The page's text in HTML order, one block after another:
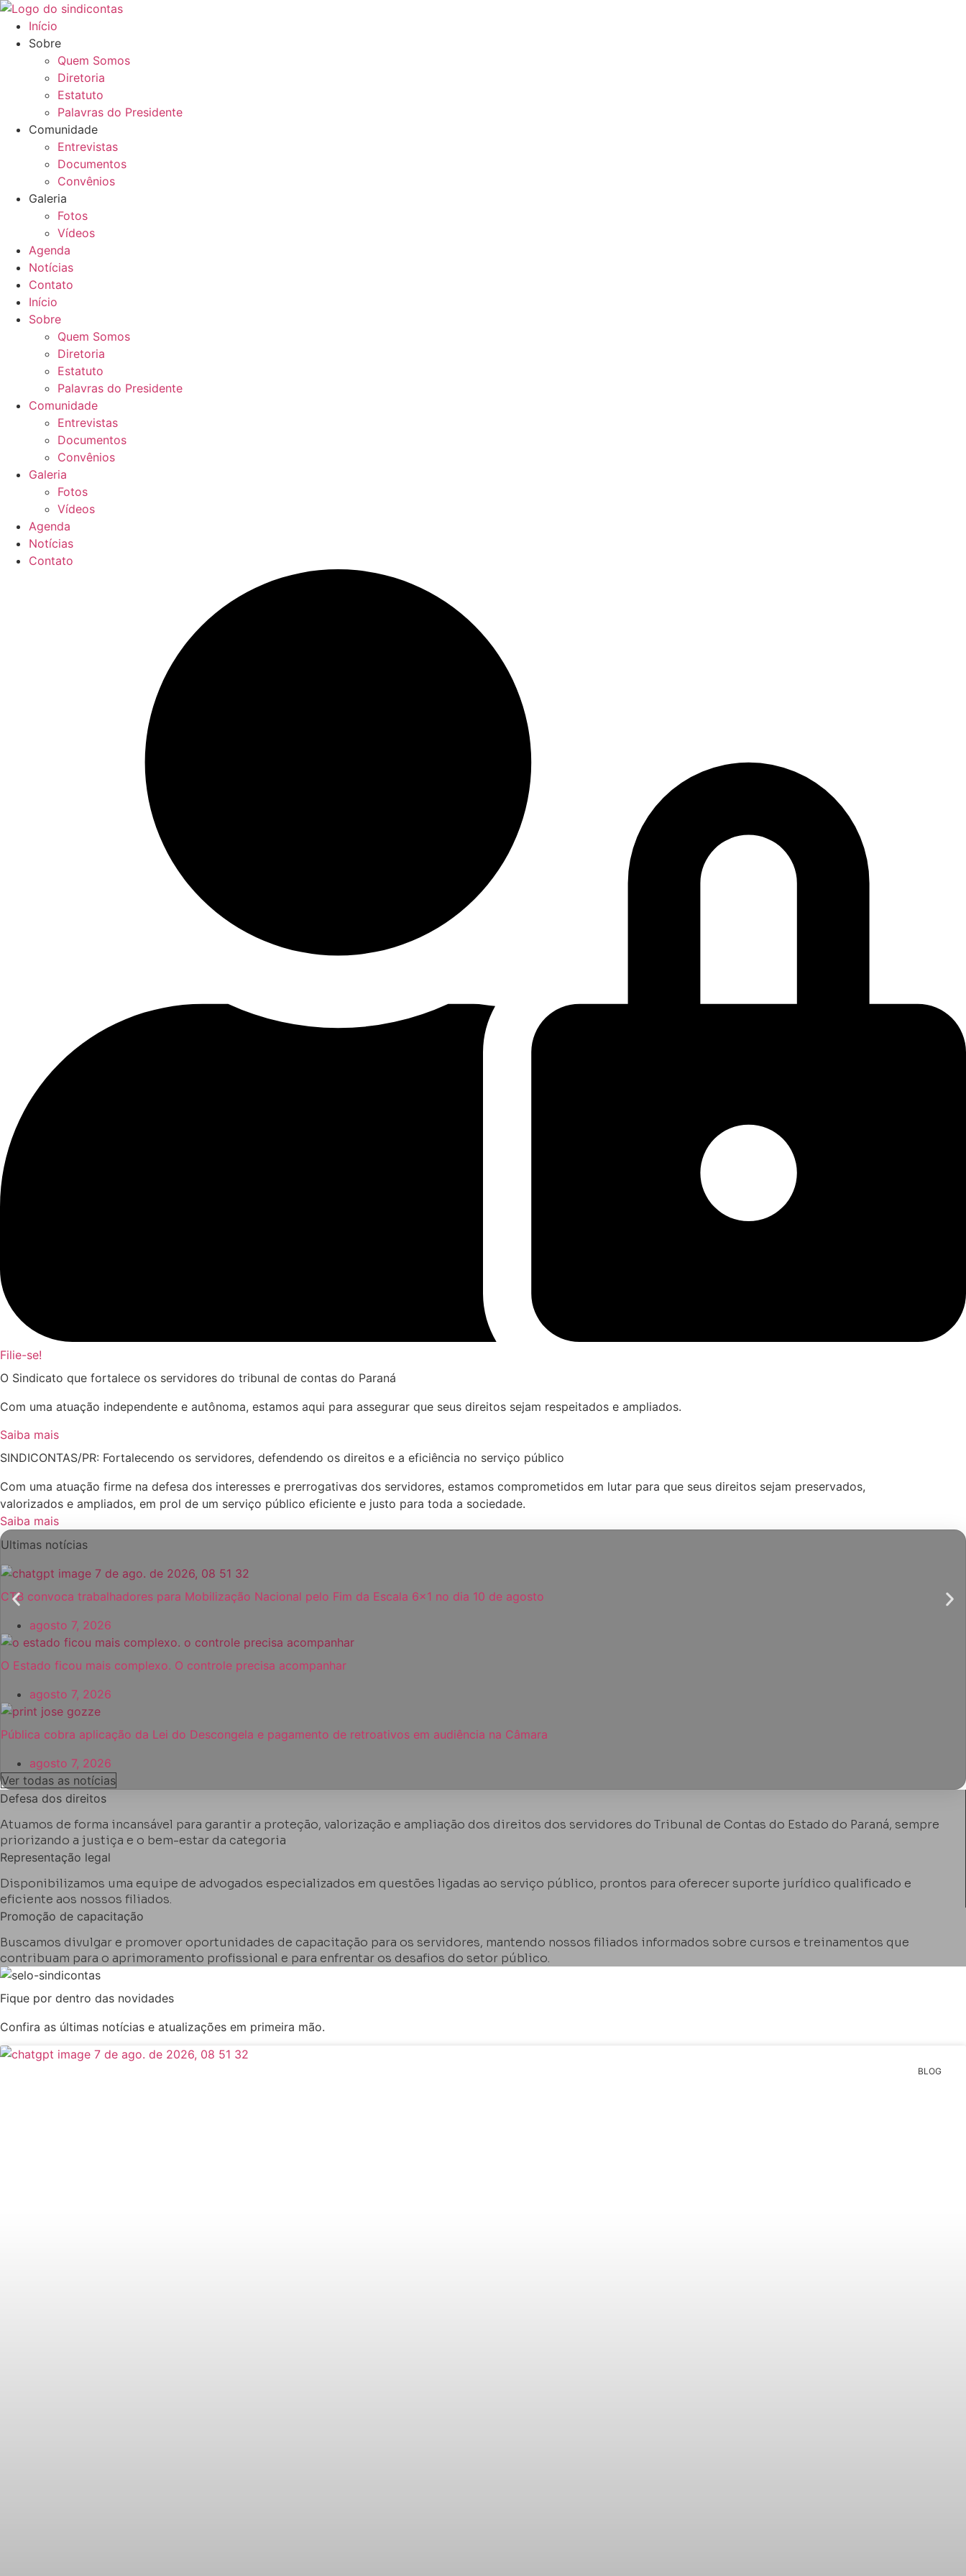
Ir
para
conteúdo
Início
Sobre
Quem Somos
Diretoria
Estatuto
Palavras do Presidente
Comunidade
Entrevistas
Documentos
Convênios
Galeria
Fotos
Vídeos
Agenda
Notícias
Contato
Início
Sobre
Quem Somos
Diretoria
Estatuto
Palavras do Presidente
Comunidade
Entrevistas
Documentos
Convênios
Galeria
Fotos
Vídeos
Agenda
Notícias
Contato
Filie-se!
O Sindicato que fortalece os servidores do tribunal de contas do Paraná
Com uma atuação independente e autônoma, estamos aqui para assegurar que seus direitos sejam respeitados e ampliados.
Saiba mais
SINDICONTAS/PR: Fortalecendo os servidores, defendendo os direitos e a eficiência no serviço público
Com uma atuação firme na defesa dos interesses e prerrogativas dos servidores, estamos comprometidos em lutar para que seus direitos sejam preservados,
valorizados e ampliados, em prol de um serviço público eficiente e justo para toda a sociedade.
Saiba mais
Ultimas notícias
CTB convoca trabalhadores para Mobilização Nacional pelo Fim da Escala 6×1 no dia 10 de agosto
agosto 7, 2026
O Estado ficou mais complexo. O controle precisa acompanhar
agosto 7, 2026
Pública cobra aplicação da Lei do Descongela e pagamento de retroativos em audiência na Câmara
agosto 7, 2026
Ver todas as notícias
Defesa dos direitos
Atuamos de forma incansável para garantir a proteção, valorização e ampliação dos direitos dos servidores do Tribunal de Contas do Estado do Paraná, sempre
priorizando a justiça e o bem-estar da categoria
Representação legal
Disponibilizamos uma equipe de advogados especializados em questões ligadas ao serviço público, prontos para oferecer suporte jurídico qualificado e
eficiente aos nossos filiados.
Promoção de capacitação
Buscamos divulgar e promover oportunidades de capacitação para os servidores, mantendo nossos filiados informados sobre cursos e treinamentos que
contribuam para o aprimoramento profissional e para enfrentar os desafios do setor público.
Fique por dentro das novidades
Confira as últimas notícias e atualizações em primeira mão.
BLOG